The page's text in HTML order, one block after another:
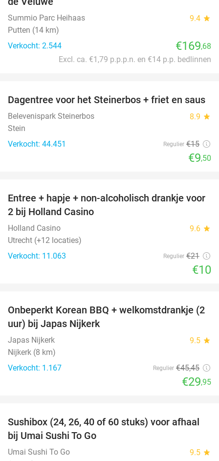
Summio Parc Heihaas 9.4 star
Putten (14 km)
Verkocht: 2.544
€169,68
Excl. ca. €1,79 p.p.p.n. en €14 p.p. bedlinnen
37%
Dagentree voor het Steinerbos + friet en saus
Belevenispark Steinerbos 8.9 star
Stein
Verkocht: 44.451
Regulier €15
€9,50
52%
Entree + hapje + non-alcoholisch drankje voor
2 bij Holland Casino
Holland Casino 9.6 star
Utrecht (+12 locaties)
Verkocht: 11.063
Regulier €21
€10
34%
Onbeperkt Korean BBQ + welkomstdrankje (2
uur) bij Japas Nijkerk
Japas Nijkerk 9.5 star
Nijkerk (8 km)
Verkocht: 1.167
Regulier €45,45
€29,95
48%
Sushibox (24, 26, 40 of 60 stuks) voor afhaal
bij Umai Sushi To Go
Umai Sushi To Go 9.5 star